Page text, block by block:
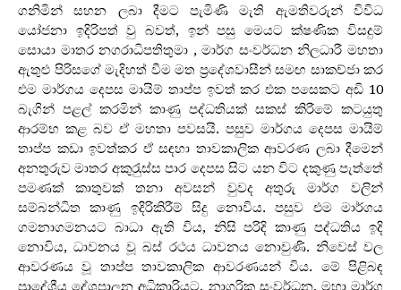
ගනිමින් සහන ලබා දීමට පැමිණි මැති ඇමතිවරුන් විවිධ
යෝජනා ඉදිරිපත් වු බවත්, ඉන් පසු මෙයට ක්ෂණික විසදුම්
සොයා මාතර නගරාධිපතිතුමා , මාර්ග සංවර්ධන නිලධාරී මහතා
ඇතුළු පිරිසගේ මැදිහත් වීම මත ප‍්‍රදේශවාසීන් සමඟ සාකච්ජා කර
එම මාර්ගය දෙපස මායිම් තාප්ප ඉවත් කර එක පසෙකට අඩි 10
බැගින් පළල් කරමින් කාණු පද්ධතියක් සකස් කිරීමේ කටයුතු
ආරම්භ කළ බව ඒ මහතා පවසයි. පසුව මාර්ගය දෙපස මායිම්
තාප්ප කඩා ඉවත්කර ඒ සඳහා තාවකාලික ආවරණ ලබා දීමෙන්
අනතුරුව මාතර අකුරැුස්ස පාර දෙපස සිට යන විට දකුණු පැත්තේ
පමණක් කාතුවක් තනා අවසන් වුවද අතුරු මාර්ග වලින්
සම්බන්ධිත කාණු ඉදිරිකිරීම් සිදු නොවිය. පසුව එම මාර්ගය
ගමනාගමනයට බාධා ඇති විය, නිසි පරිදි කාණු පද්ධතිය ඉදි
නොවිය, ධාවනය වූ බස් රථය ධාවනය නොවුණි. නිවෙස් වල
ආවරණය වූ තාප්ප තාවකාලික ආවරණයන් විය. මේ පිළිබඳ
ප‍්‍රාදේශීය දේශපාලන අධිකාරියට, නාගරික සංවර්ධන, මහා මාර්ග